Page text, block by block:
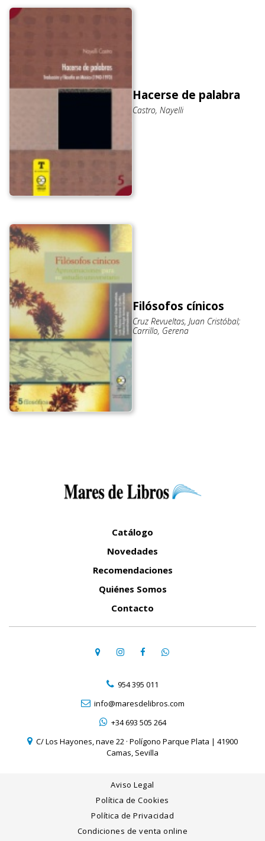
Hacerse de palabra
Castro, Nayelli
Filósofos cínicos
Cruz Revueltas, Juan Cristóbal;
Carrillo, Gerena
Catálogo
Novedades
Recomendaciones
Quiénes Somos
Contacto
954 395 011
info@maresdelibros.com
+34 693 505 264
C/ Los Hayones, nave 22 · Polígono Parque Plata | 41900
Camas, Sevilla
Aviso Legal
Política de Cookies
Política de Privacidad
Condiciones de venta online